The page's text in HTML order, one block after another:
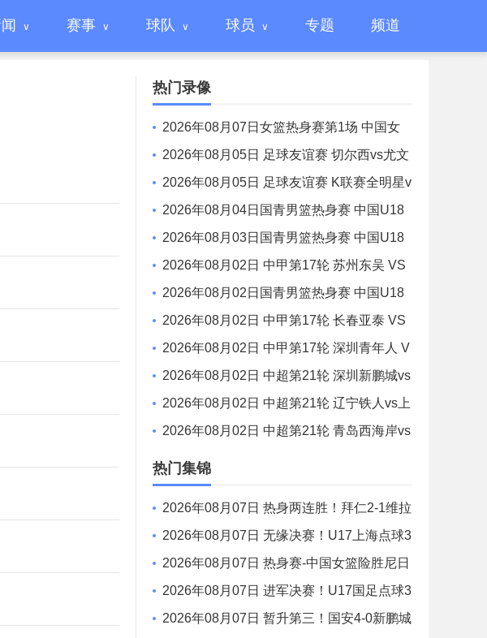
赛事 球队 球员 专题 频道
热门录像
2026年08月07日女篮热身赛第1场 中国女
篮 - 尼日利亚女篮 全场录像
2026年08月05日 足球友谊赛 切尔西vs尤文
图斯 全场录像
2026年08月05日 足球友谊赛 K联赛全明星v
s曼城 全场录像
2026年08月04日国青男篮热身赛 中国U18
男篮 - 加拿大大卫·安篮球学院 全场录像
2026年08月03日国青男篮热身赛 中国U18
男篮 - 韩国东国大学 全场录像
2026年08月02日 中甲第17轮 苏州东吴 VS
梅州客家 全场录像
2026年08月02日国青男篮热身赛 中国U18
男篮 - 纽纳华丁闪电队 全场录像
2026年08月02日 中甲第17轮 长春亚泰 VS
石家庄功夫 全场录像
2026年08月02日 中甲第17轮 深圳青年人 V
S 无锡吴钩 全场录像
2026年08月02日 中超第21轮 深圳新鹏城vs
重庆铜梁龙 全场录像
2026年08月02日 中超第21轮 辽宁铁人vs上
海申花 全场录像
2026年08月02日 中超第21轮 青岛西海岸vs
青岛海牛 全场录像
热门集锦
2026年08月07日 热身两连胜！拜仁2-1维拉
金玟哉戈麦斯破门迪亚斯替补建功
2026年08月07日 无缘决赛！U17上海点球3
-4枪手U17 李秋甫、李文博失点王启戎扑点
2026年08月07日 热身赛-中国女篮险胜尼日
利亚 张子宇24+11 杨舒予12+6
2026年08月07日 进军决赛！U17国足点球3
-1河床U17将战阿森纳 江宇涵替补两扑点
2026年08月07日 暂升第三！国安4-0新鹏城